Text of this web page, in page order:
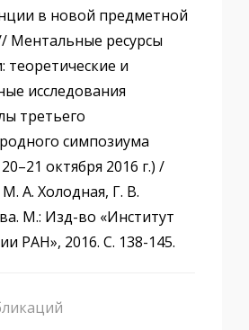
в новой предметной
Ментальные ресурсы
теоретические и
исследования
третьего
симпозиума
октября 2016 г.) /
А. Холодная, Г. В.
М.: Изд-во «Институт
РАН», 2016. С. 138-145.